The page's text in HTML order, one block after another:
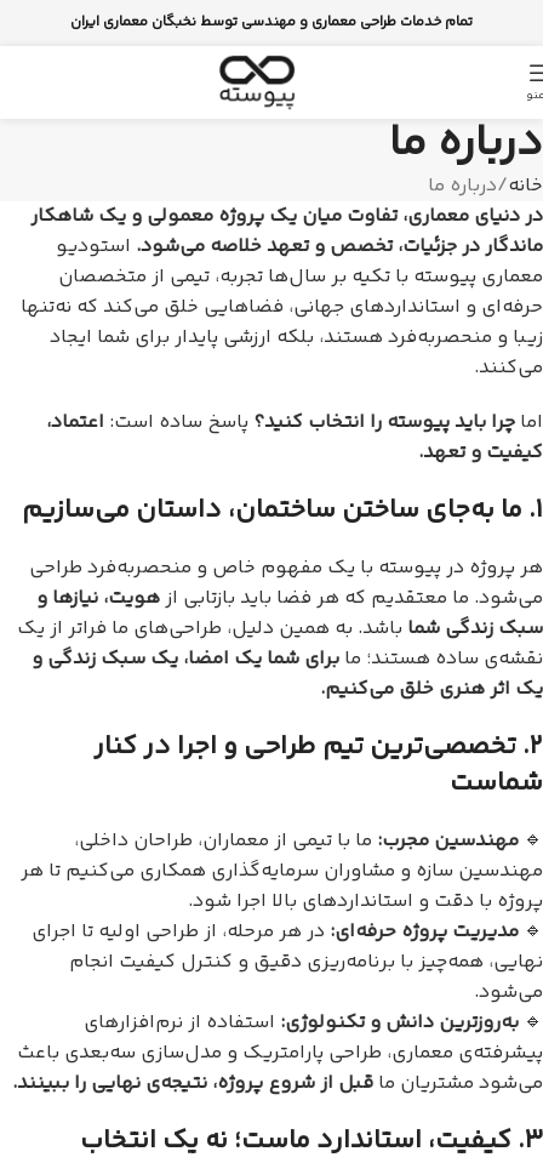
تمام خدمات طراحی معماری و مهندسی توسط نخبگان معماری ایران
درباره ما
خانه درباره ما
در دنیای معماری، تفاوت میان یک پروژه معمولی و یک شاهکار
ماندگار در جزئیات، تخصص و تعهد خلاصه می‌شود. استودیو
معماری پیوسته با تکیه بر سال‌ها تجربه، تیمی از متخصصان
حرفه‌ای و استانداردهای جهانی، فضاهایی خلق می‌کند که نه‌تنها
زیبا و منحصربه‌فرد هستند، بلکه ارزشی پایدار برای شما ایجاد
می‌کنند.
اما چرا باید پیوسته را انتخاب کنید؟ پاسخ ساده است: اعتماد،
کیفیت و تعهد.
۱. ما به‌جای ساختن ساختمان، داستان می‌سازیم
هر پروژه در پیوسته با یک مفهوم خاص و منحصربه‌فرد طراحی
می‌شود. ما معتقدیم که هر فضا باید بازتابی ازهویت، نیازها و
سبک زندگی شما باشد. به همین دلیل، طراحی‌های ما فراتر از یک
نقشه‌ی ساده هستند؛ ما برای شما یک امضا، یک سبک زندگی و
یک اثر هنری خلق می‌کنیم.
۲. تخصصی‌ترین تیم طراحی و اجرا در کنار
شماست
🔹 مهندسین مجرب: ما با تیمی از معماران، طراحان داخلی،
مهندسین سازه و مشاوران سرمایه‌گذاری همکاری می‌کنیم تا هر
پروژه با دقت و استانداردهای بالا اجرا شود.
🔹 مدیریت پروژه حرفه‌ای: در هر مرحله، از طراحی اولیه تا اجرای
نهایی، همه‌چیز با برنامه‌ریزی دقیق و کنترل کیفیت انجام
می‌شود.
🔹 به‌روزترین دانش و تکنولوژی: استفاده از نرم‌افزارهای
پیشرفته‌ی معماری، طراحی پارامتریک و مدل‌سازی سه‌بعدی باعث
می‌شود مشتریان ما قبل از شروع پروژه، نتیجه‌ی نهایی را ببینند.
۳. کیفیت، استاندارد ماست؛ نه یک انتخاب